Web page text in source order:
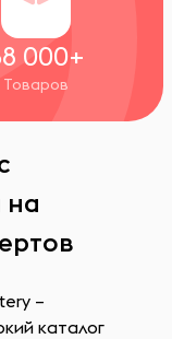
000+
Товаров
на
–
каталог